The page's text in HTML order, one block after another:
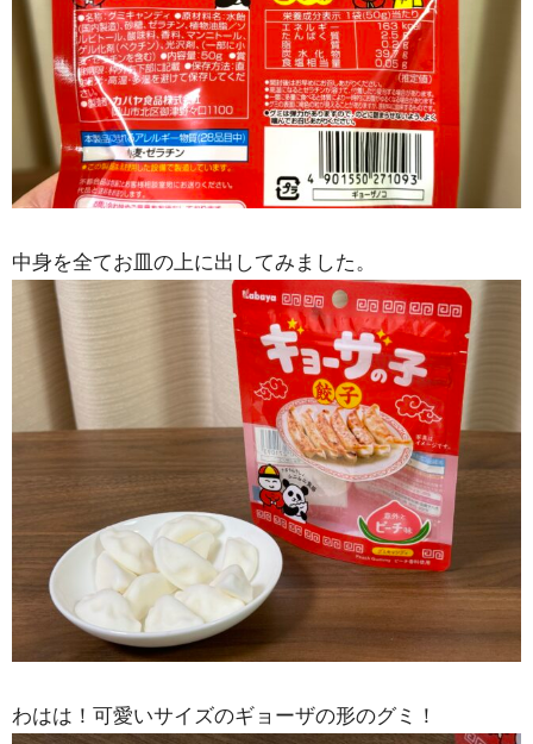
中身を全てお皿の上に出してみました。
わはは！可愛いサイズのギョーザの形のグミ！